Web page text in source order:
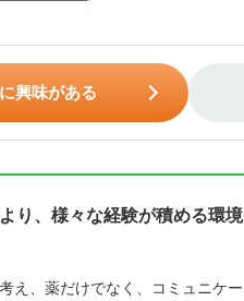
興味がある
り、様々な経験が積める環境
え、薬だけでなく、コミュニケー